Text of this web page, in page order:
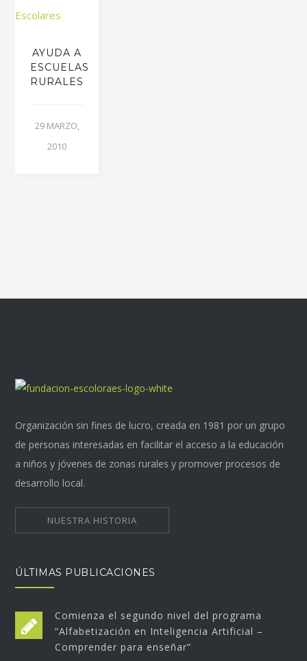
AYUDA A
ESCUELAS
RURALES
29 MARZO,
2010
Organización sin fines de lucro, creada en 1981 por un grupo
de personas interesadas en facilitar el acceso a la educación
a niños y jóvenes de zonas rurales y promover procesos de
desarrollo local.
NUESTRA HISTORIA
ÚLTIMAS PUBLICACIONES
Comienza el segundo nivel del programa
“Alfabetización en Inteligencia Artificial –
Comprender para enseñar”